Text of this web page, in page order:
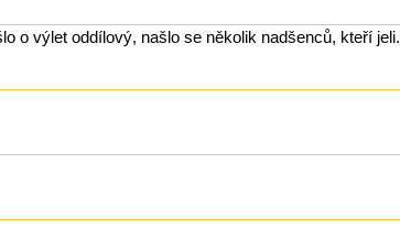
o výlet oddílový, našlo se několik nadšenců, kteří jeli.